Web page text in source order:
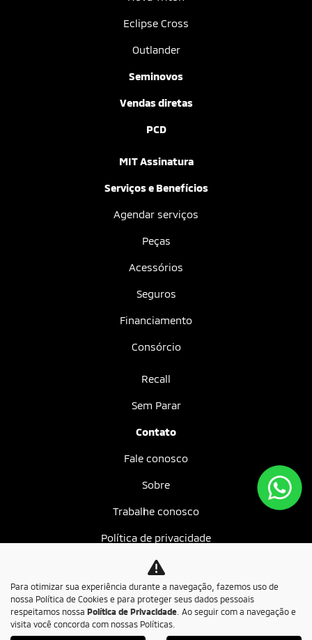
Eclipse Cross
Outlander
Seminovos
Vendas diretas
PCD
MIT Assinatura
Serviços e Benefícios
Agendar serviços
Peças
Acessórios
Seguros
Financiamento
Consórcio
Recall
Sem Parar
Contato
Fale conosco
Sobre
Trabalhe conosco
Política de privacidade
Mundo MIT
No trânsito, enxergar o outro salva vidas.
Para otimizar sua experiência durante a navegação, fazemos uso de
nossa Política de Cookies e para proteger seus dados pessoais
respeitamos nossa Política de Privacidade . Ao seguir com a navegação e
visita você concorda com nossas Políticas.